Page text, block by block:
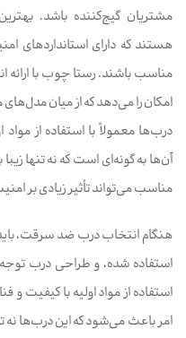
مشتریان گیج‌کننده باشد.
هستند که دارای استانداردهای
مناسب باشند. رستا چوب با
امکان را می‌دهد که از میان
درب‌ها معمولاً با استفاده از
آن‌ها به گونه‌ای است که نه تنها
مناسب می‌تواند تأثیر زیادی بر
هنگام انتخاب درب ضد سرقت، باید
استفاده شده، و طراحی درب
استفاده از مواد اولیه با کیفیت
امر باعث می‌شود که این درب‌ها نه